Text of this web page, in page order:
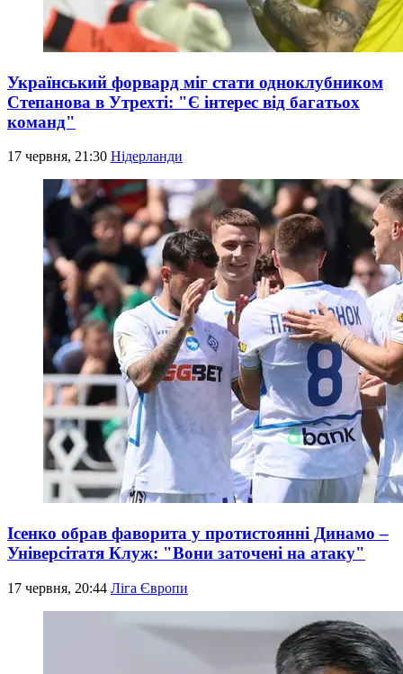
Український форвард міг стати одноклубником
Степанова в Утрехті: "Є інтерес від багатьох
команд"
17 червня, 21:30 Нідерланди
Ісенко обрав фаворита у протистоянні Динамо –
Універсітатя Клуж: "Вони заточені на атаку"
17 червня, 20:44 Ліга Європи